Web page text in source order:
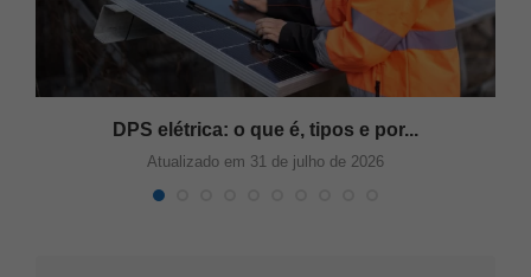
DPS elétrica: o que é, tipos e por...
Atualizado em 31 de julho de 2026